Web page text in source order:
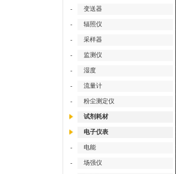
- 变送器
- 辐照仪
- 采样器
- 监测仪
- 湿度
- 流量计
- 粉尘测定仪
试剂耗材
电子仪表
- 电能
- 场强仪